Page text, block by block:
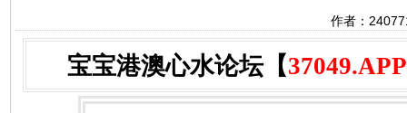
作者：
宝宝港澳心水论坛【37049.APP